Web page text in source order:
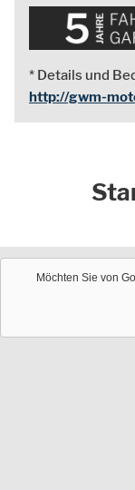
* Details und
http://gwm-
Möchten Sie von